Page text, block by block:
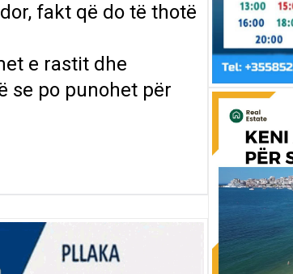
fakt që do të thotë
e rastit dhe
se po punohet për